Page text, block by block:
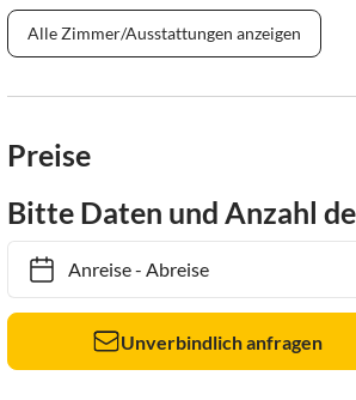
Alle Zimmer/Ausstattungen anzeigen
Preise
Bitte Daten und Anzahl
Anreise- Abreise
Unverbindlich anfragen